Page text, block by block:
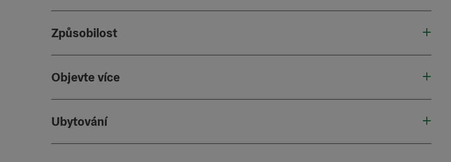
Způsobilost
Objevte více
Ubytování